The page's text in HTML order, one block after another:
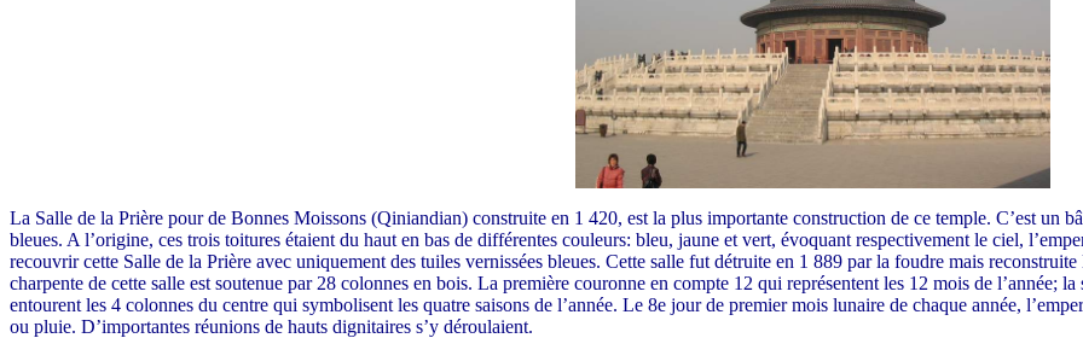
La Salle de la Prière pour de Bonnes Moissons (Qiniandian) construite en 1 420, est la plus importante construction de ce temple. C’est un
bleues. A l’origine, ces trois toitures étaient du haut en bas de différentes couleurs: bleu, jaune et vert, évoquant respectivement le ciel,
recouvrir cette Salle de la Prière avec uniquement des tuiles vernissées bleues. Cette salle fut détruite en 1 889 par la foudre mais
charpente de cette salle est soutenue par 28 colonnes en bois. La première couronne en compte 12 qui représentent les 12 mois de l’année;
entourent les 4 colonnes du centre qui symbolisent les quatre saisons de l’année. Le 8e jour de premier mois lunaire de chaque année,
ou pluie. D’importantes réunions de hauts dignitaires s’y déroulaient.